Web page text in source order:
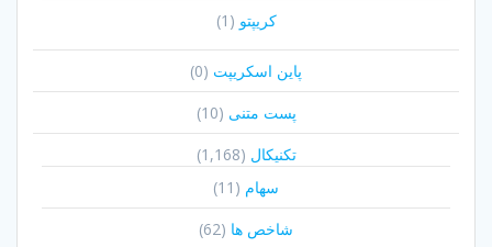
کریپتو (1)
پاین اسکریپت (0)
پست متنی (10)
تکنیکال (1,168)
سهام (11)
شاخص ها (62)